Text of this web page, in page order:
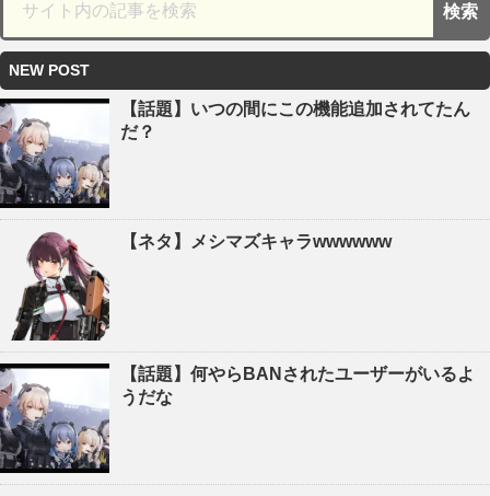
NEW POST
【話題】いつの間にこの機能追加されてたん
だ？
【ネタ】メシマズキャラwwwwww
【話題】何やらBANされたユーザーがいるよ
うだな